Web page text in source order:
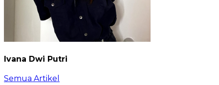
Ivana Dwi Putri
Semua Artikel